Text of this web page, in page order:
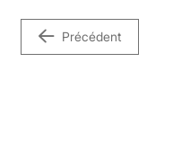
Précédent